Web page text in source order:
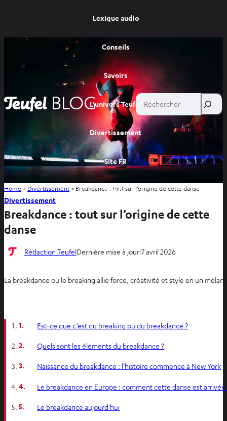
Lexique audio
Conseils
Savoirs
L’univers Teufel
Divertissement
Site FR
Site BE
Rechercher
Home » Divertissement » Breakdance : tout sur l’origine de cette danse
Divertissement
Breakdance : tout sur l’origine de cette
danse
Rédaction TeufelDernière mise à jour:7 avril 2026
La breakdance ou le breaking allie force, créativité et style en un
1. Est-ce que c’est du breaking ou du breakdance ?
2. Quels sont les éléments du breakdance ?
3. Naissance du breakdance : l’histoire commence à New York
4. Le breakdance en Europe : comment cette danse est
5. Le breakdance aujourd’hui